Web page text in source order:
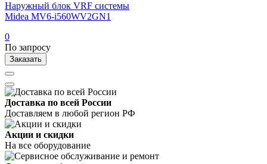
Наружный блок VRF системы
Midea MV6-i560WV2GN1
0
По запросу
Заказать
Доставка по всей России
Доставляем в любой регион РФ
Акции и скидки
На все оборудование